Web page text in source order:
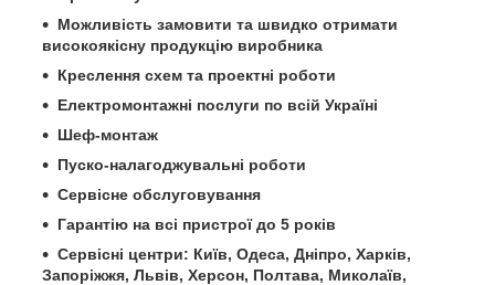
Можливість замовити та швидко отримати
високоякісну продукцію виробника
Креслення схем та проектні роботи
Електромонтажні послуги по всій Україні
Шеф-монтаж
Пуско-налагоджувальні роботи
Сервісне обслуговування
Гарантію на всі пристрої до 5 років
Сервісні центри: Київ, Одеса, Дніпро, Харків,
Запоріжжя, Львів, Херсон, Полтава, Миколаїв,